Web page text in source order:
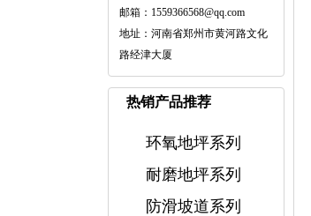
邮箱：1559366568@qq.com
地址：河南省郑州市黄河路文化
路经津大厦
热销产品推荐
环氧地坪系列
耐磨地坪系列
防滑坡道系列